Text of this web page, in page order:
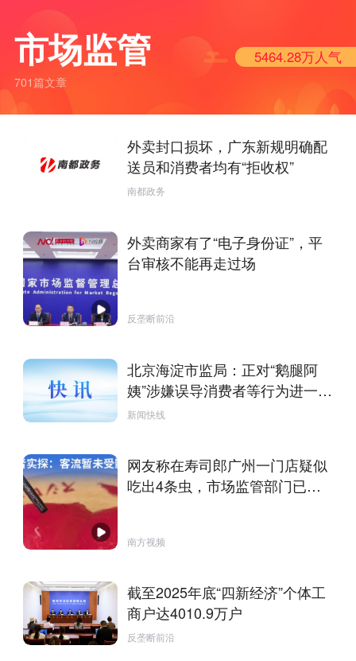
市场监管
701篇文章
5464.28万人气
外卖封口损坏，广东新规明确配
送员和消费者均有“拒收权”
南都政务
外卖商家有了“电子身份证”，平
台审核不能再走过场
反垄断前沿
北京海淀市监局：正对“鹅腿阿
姨”涉嫌误导消费者等行为进一步
核查
新闻快线
网友称在寿司郎广州一门店疑似
吃出4条虫，市场监管部门已立
南方视频
截至2025年底“四新经济”个体工
商户达4010.9万户
反垄断前沿